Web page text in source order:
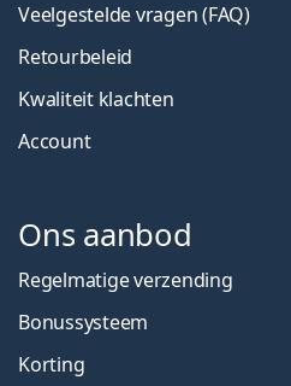
Veelgestelde vragen (FAQ)
Retourbeleid
Kwaliteit klachten
Account
Ons aanbod
Regelmatige verzending
Bonussysteem
Korting